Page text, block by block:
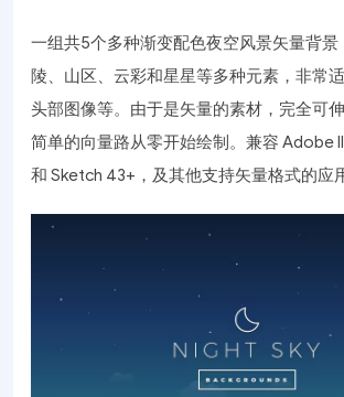
一组共5个多种渐变配色夜空风景矢量背景
陵、山区、云彩和星星等多种元素，非常
头部图像等。由于是矢量的素材，完全可
简单的向量路从零开始绘制。兼容 Adobe
和 Sketch 43+，及其他支持矢量格式的应